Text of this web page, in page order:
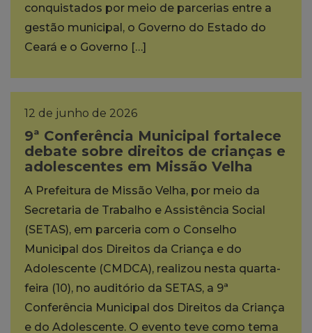
conquistados por meio de parcerias entre a
gestão municipal, o Governo do Estado do
Ceará e o Governo […]
12 de junho de 2026
9ª Conferência Municipal fortalece
debate sobre direitos de crianças e
adolescentes em Missão Velha
A Prefeitura de Missão Velha, por meio da
Secretaria de Trabalho e Assistência Social
(SETAS), em parceria com o Conselho
Municipal dos Direitos da Criança e do
Adolescente (CMDCA), realizou nesta quarta-
feira (10), no auditório da SETAS, a 9ª
Conferência Municipal dos Direitos da Criança
e do Adolescente. O evento teve como tema